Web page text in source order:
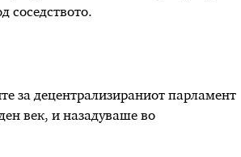
соседството.
за децентрализираниот парламент
век, и назадуваше во